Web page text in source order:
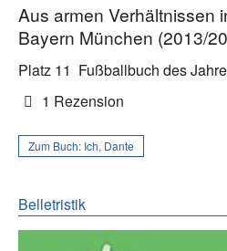
Aus armen Verhältnissen
Bayern München (2013/
Platz 11 Fußballbuch des
1 Rezension
Zum Buch: Ich, Dante
Belletristik